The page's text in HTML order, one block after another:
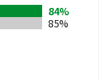
84%
85%